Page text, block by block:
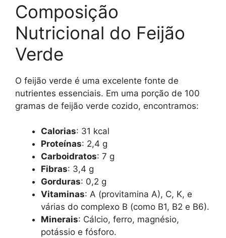
Composição
Nutricional do Feijão
Verde
O feijão verde é uma excelente fonte de
nutrientes essenciais. Em uma porção de 100
gramas de feijão verde cozido, encontramos:
Calorias: 31 kcal
Proteínas: 2,4 g
Carboidratos: 7 g
Fibras: 3,4 g
Gorduras: 0,2 g
Vitaminas: A (provitamina A), C, K, e
várias do complexo B (como B1, B2 e B6).
Minerais: Cálcio, ferro, magnésio,
potássio e fósforo.